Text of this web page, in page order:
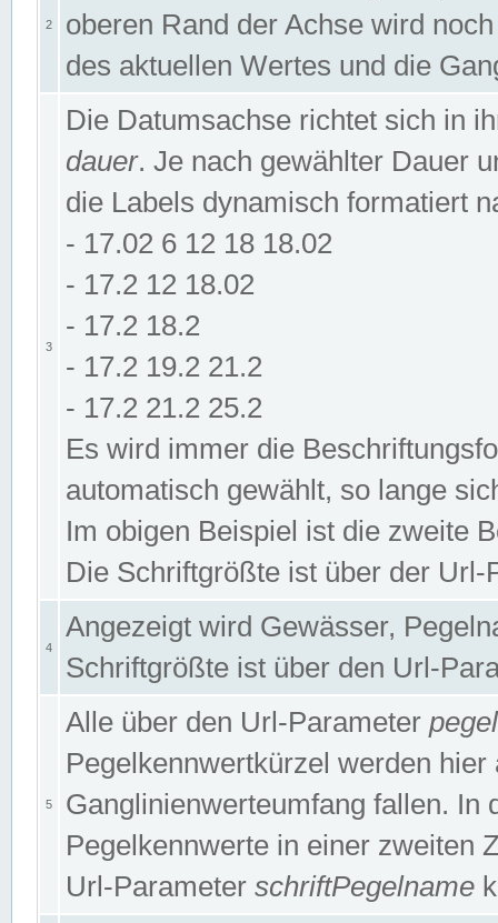
2
oberen Rand der Achse wird
des aktuellen Wertes und die
3
Die Datumsachse richtet sich in
dauer. Je nach gewählter Dauer
die Labels dynamisch formatiert
- 17.02 6 12 18 18.02
- 17.2 12 18.02
- 17.2 18.2
- 17.2 19.2 21.2
- 17.2 21.2 25.2
Es wird immer die
automatisch gewählt, so lange
Im obigen Beispiel ist die zweite
Die Schriftgrößte ist über der
4
Angezeigt wird Gewässer,
Schriftgrößte ist über den Url-
5
Alle über den Url-Parameter
Pegelkennwertkürzel werden
Ganglinienwerteumfang fallen. In
Pegelkennwerte in einer zweiten
Url-Parameter schriftPegelname